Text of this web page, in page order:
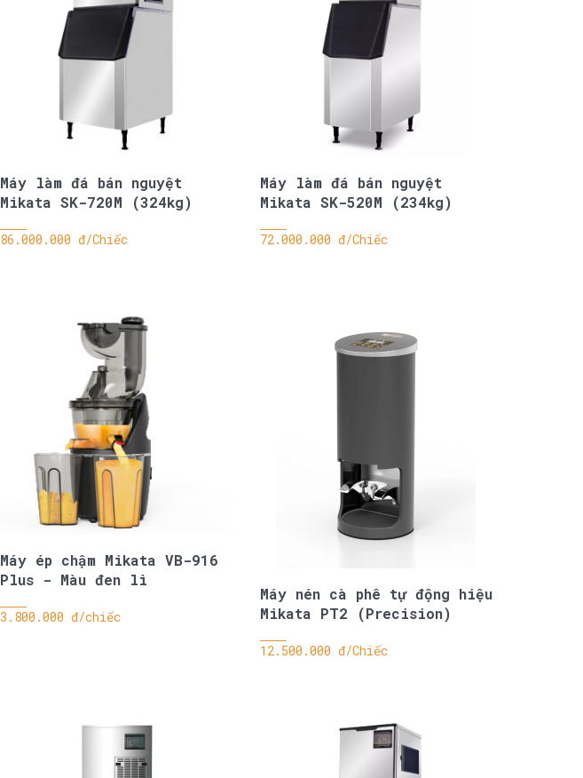
Máy làm đá bán nguyệt
Mikata SK-720M (324kg)
86.000.000 đ/Chiếc
Máy làm đá bán nguyệt
Mikata SK-520M (234kg)
72.000.000 đ/Chiếc
Máy ép chậm Mikata VB-916
Plus - Màu đen lì
3.800.000 đ/chiếc
Máy nén cà phê tự động hiệu
Mikata PT2 (Precision)
12.500.000 đ/Chiếc